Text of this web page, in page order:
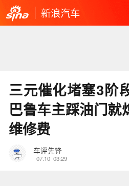
新浪汽车
三元催化堵塞3阶
巴鲁车主踩油门就
维修费
车评先锋
07.10 03:29